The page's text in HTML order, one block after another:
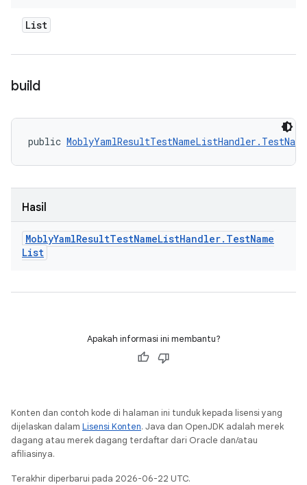
List
build
public
Hasil
MoblyYamlResultTestNameListHandler. TestName
List
Apakah informasi ini membantu?
Konten dan contoh kode di halaman ini tunduk kepada lisensi yang
dijelaskan dalam Lisensi Konten. Java dan OpenJDK adalah merek
dagang atau merek dagang terdaftar dari Oracle dan/atau
afiliasinya.
Terakhir diperbarui pada 2026-06-22 UTC.